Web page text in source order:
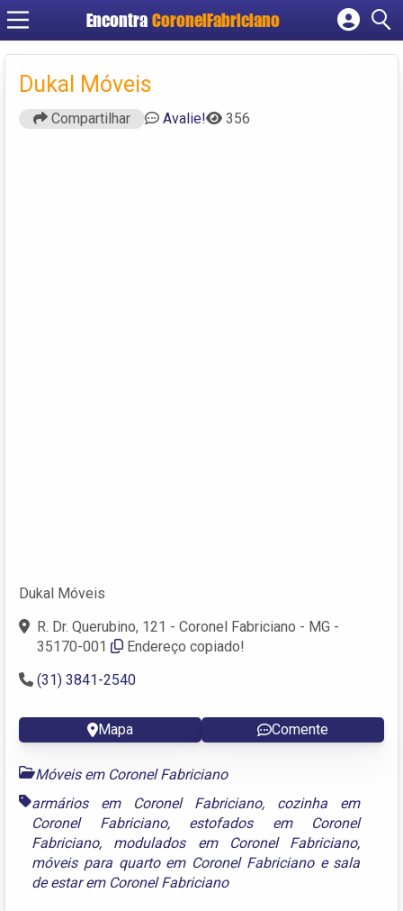
Encontra CoronelFabriciano
Cadastrar empresa
Dukal Móveis
Compartilhar Avalie! 356
Dukal Móveis
R. Dr. Querubino, 121 - Coronel Fabriciano - MG -
35170-001‎
Endereço copiado!
(31) 3841-2540
Mapa Comente
Móveis em Coronel Fabriciano
armários em Coronel Fabriciano, cozinha em
Coronel Fabriciano, estofados em Coronel
Fabriciano, modulados em Coronel Fabriciano,
móveis para quarto em Coronel Fabricianoe sala
de estar em Coronel Fabriciano